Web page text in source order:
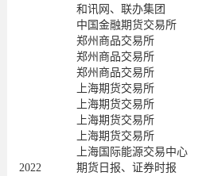
和讯网、联办集团
中国金融期货交易所
郑州商品交易所
郑州商品交易所
郑州商品交易所
上海期货交易所
上海期货交易所
上海期货交易所
上海期货交易所
上海国际能源交易中心
2022
期货日报、证券时报